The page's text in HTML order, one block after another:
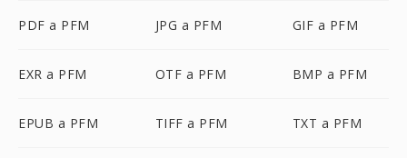
PDF a PFM JPG a PFM GIF a PFM
EXR a PFM OTF a PFM BMP a PFM
EPUB a PFM TIFF a PFM TXT a PFM